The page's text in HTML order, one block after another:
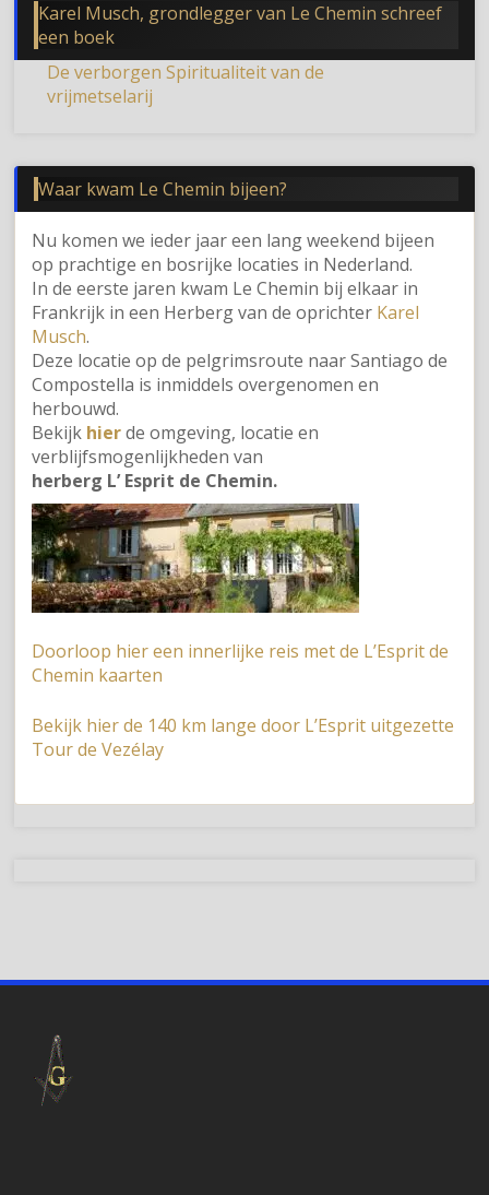
Karel Musch, grondlegger van Le Chemin schreef
een boek
De verborgen Spiritualiteit van de
vrijmetselarij
Waar kwam Le Chemin bijeen?
Nu komen we ieder jaar een lang weekend bijeen
op prachtige en bosrijke locaties in Nederland.
In de eerste jaren kwam Le Chemin bij elkaar in
Frankrijk in een Herberg van de oprichter Karel
Musch.
Deze locatie op de pelgrimsroute naar Santiago de
Compostella is inmiddels overgenomen en
herbouwd.
Bekijk hierde omgeving, locatie en
verblijfsmogenlijkheden van
herberg L’ Esprit de Chemin.
Doorloop hier een innerlijke reis met de L’Esprit de
Chemin kaarten
Bekijk hier de 140 km lange door L’Esprit uitgezette
Tour de Vezélay